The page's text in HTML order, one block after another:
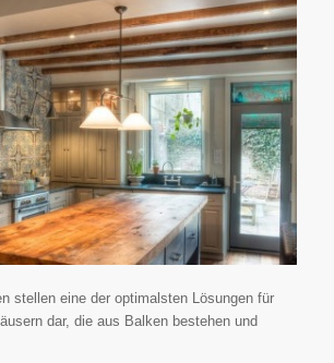
stellen eine der optimalsten Lösungen für
dar, die aus Balken bestehen und